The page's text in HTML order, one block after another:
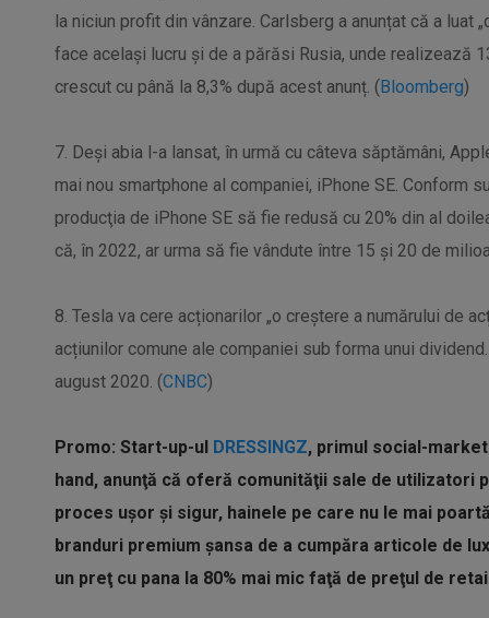
la niciun profit din vânzare. Carlsberg a anunțat că a
face același lucru și de a părăsi Rusia, unde realizează
crescut cu până la 8,3% după acest anunț. (Bloomberg)
7. Deşi abia l-a lansat, în urmă cu câteva săptămâni,
mai nou smartphone al companiei, iPhone SE. Conform
producţia de iPhone SE să fie redusă cu 20% din al
că, în 2022, ar urma să fie vândute între 15 şi 20 de
8. Tesla va cere acționarilor „o creștere a numărului de
acțiunilor comune ale companiei sub forma unui
august 2020. (CNBC)
Promo: Start-up-ul DRESSINGZ, primul social-
hand, anunţă că oferă comunităţii sale de utilizatori
proces uşor şi sigur, hainele pe care nu le mai
branduri premium şansa de a cumpăra articole de
un preţ cu pana la 80% mai mic faţă de preţul de